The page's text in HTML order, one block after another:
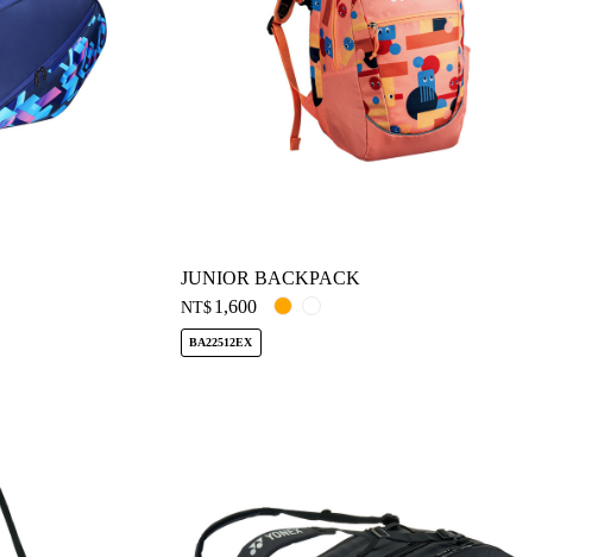
JUNIOR BACKPACK
NT$ 1,600
BA22512EX